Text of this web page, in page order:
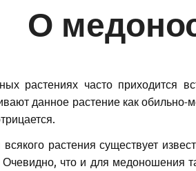
О
растениях часто приходится
данное растение как
растения существует
Очевидно, что и для медоношения